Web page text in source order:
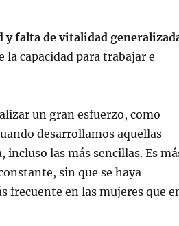
y falta de vitalidad
la capacidad para trabajar e
un gran esfuerzo, como
desarrollamos aquellas
las más sencillas. Es
sin que se haya
frecuente en las mujeres que